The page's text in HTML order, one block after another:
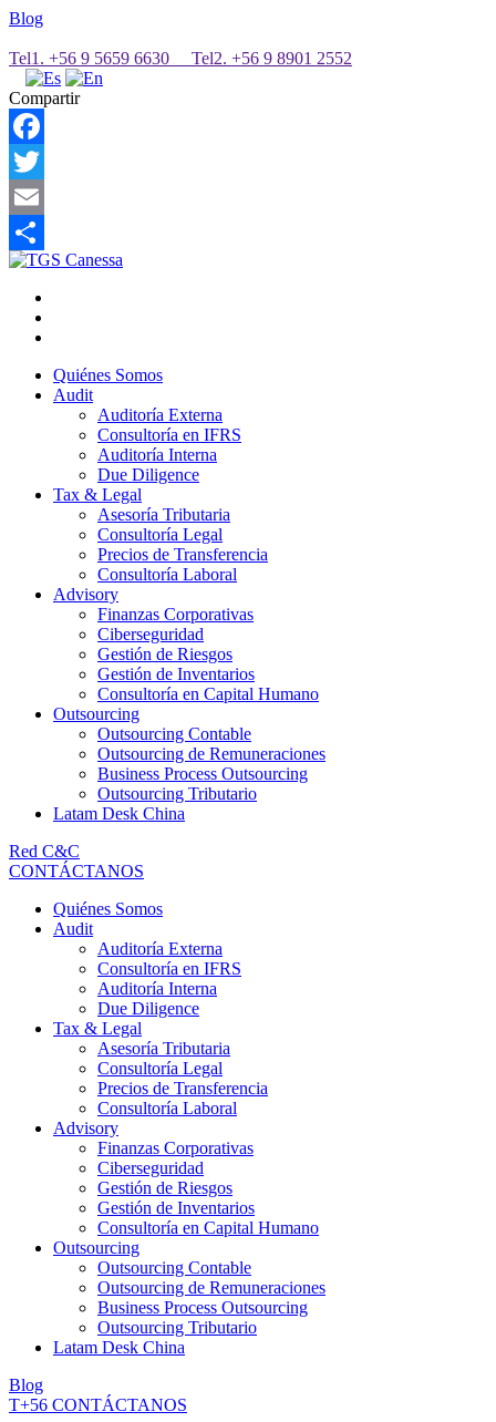
Blog
Tel1. +56 9 5659 6630 Tel2. +56 9 8901 2552
Compartir
Facebook
Twitter
Email
Share
Quiénes Somos
Audit
Auditoría Externa
Consultoría en IFRS
Auditoría Interna
Due Diligence
Tax & Legal
Asesoría Tributaria
Consultoría Legal
Precios de Transferencia
Consultoría Laboral
Advisory
Finanzas Corporativas
Ciberseguridad
Gestión de Riesgos
Gestión de Inventarios
Consultoría en Capital Humano
Outsourcing
Outsourcing Contable
Outsourcing de Remuneraciones
Business Process Outsourcing
Outsourcing Tributario
Latam Desk China
Red C&C
CONTÁCTANOS
Quiénes Somos
Audit
Auditoría Externa
Consultoría en IFRS
Auditoría Interna
Due Diligence
Tax & Legal
Asesoría Tributaria
Consultoría Legal
Precios de Transferencia
Consultoría Laboral
Advisory
Finanzas Corporativas
Ciberseguridad
Gestión de Riesgos
Gestión de Inventarios
Consultoría en Capital Humano
Outsourcing
Outsourcing Contable
Outsourcing de Remuneraciones
Business Process Outsourcing
Outsourcing Tributario
Latam Desk China
Blog
T+56 CONTÁCTANOS